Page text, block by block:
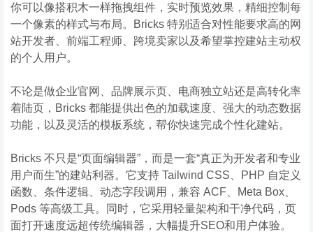
你可以像搭积木一样拖拽组件，实时预览效果，精细控制每
一个像素的样式与布局。Bricks 特别适合对性能要求高的网
站开发者、前端工程师、跨境卖家以及希望掌控建站主动权
的个人用户。
不论是做企业官网、品牌展示页、电商独立站还是高转化率
着陆页，Bricks 都能提供出色的加载速度、强大的动态数据
功能，以及灵活的模板系统，帮你快速完成个性化建站。
Bricks 不只是“页面编辑器”，而是一套“真正为开发者和专业
用户而生”的建站利器。它支持 Tailwind CSS、PHP 自定义
函数、条件逻辑、动态字段调用，兼容 ACF、Meta Box、
Pods 等高级工具。同时，它采用轻量架构和干净代码，页
面打开速度远超传统编辑器，大幅提升SEO和用户体验。